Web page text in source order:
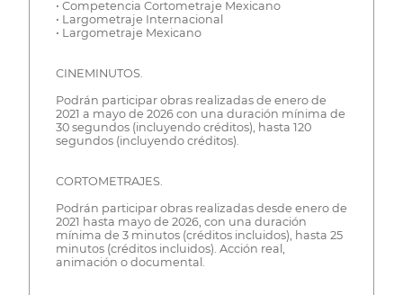
• Competencia Cortometraje Mexicano
• Largometraje Internacional
• Largometraje Mexicano
CINEMINUTOS.
Podrán participar obras realizadas de enero de
2021 a mayo de 2026 con una duración mínima de
30 segundos (incluyendo créditos), hasta 120
segundos (incluyendo créditos).
CORTOMETRAJES.
Podrán participar obras realizadas desde enero de
2021 hasta mayo de 2026, con una duración
mínima de 3 minutos (créditos incluidos), hasta 25
minutos (créditos incluidos). Acción real,
animación o documental.